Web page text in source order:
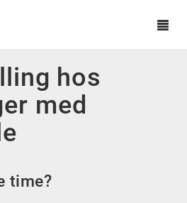
hos
med
time?